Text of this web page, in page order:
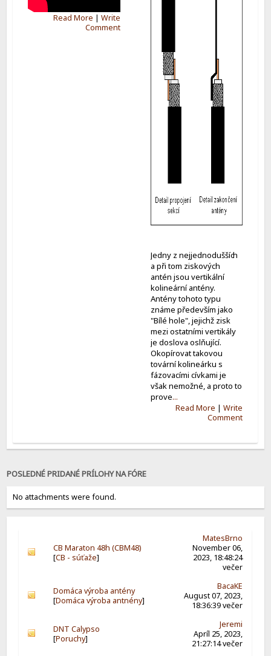
Read More |Write
Comment
Jedny z nejjednodušších
a při tom ziskových
antén jsou vertikální
kolineární antény.
Antény tohoto typu
známe především jako
"Bílé hole", jejichž zisk
mezi ostatními vertikály
je doslova oslňující.
Okopírovat takovou
tovární kolineárku s
fázovacími cívkami je
však nemožné, a proto to
prove...
Read More |Write
Comment
POSLEDNÉ PRIDANÉ PRÍLOHY NA FÓRE
No attachments were found.
CB Maraton 48h (CBM48)
[CB - súťaže]
MatesBrno
November 06,
2023, 18:48:24
večer
Domáca výroba antény
[Domáca výroba antnény]
BacaKE
August 07, 2023,
18:36:39 večer
DNT Calypso
[Poruchy]
Jeremi
Apríl 25, 2023,
21:27:14 večer